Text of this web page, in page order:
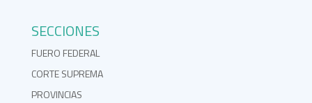
SECCIONES
FUERO FEDERAL
CORTE SUPREMA
PROVINCIAS